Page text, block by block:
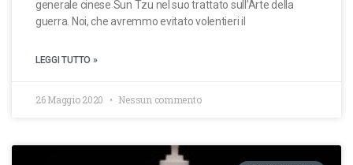
generale cinese Sun Tzu nel suo trattato sull’Arte della
guerra. Noi, che avremmo evitato volentieri il
LEGGI TUTTO »
26 Maggio 2020 Nessun commento